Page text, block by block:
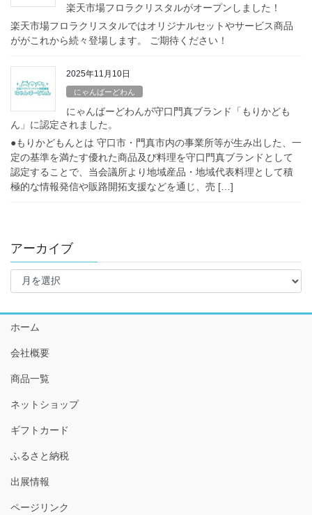
楽天市場フロラクリスタルがオープンしました！
楽天市場フロラクリスタルではオリジナルセットやサービス商品
ががこれから続々登場します。 ご期待ください！
2025年11月10日
にゃんばーどわん
にゃんばーどわんが守口門真ブランド「もりかども
ん」に認定されました。
●もりかどもんとは 守口市・門真市内の事業所等が生み出した、一
定の基準を満たす優れた商品及び料理を守口門真ブランドとして
認定することで、当会議所より地域産品・地域代表料理として積
極的な情報発信や販路開拓支援などを通じ、売 […]
アーカイブ
ア
イ
ブ
ホーム
会社概要
商品一覧
ネットショップ
ギフトカード
ふるさと納税
出展情報
ページリンク